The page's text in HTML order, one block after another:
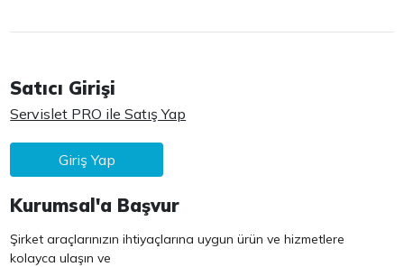
Satıcı Girişi
Servislet PRO ile Satış Yap
Giriş Yap
Kurumsal'a Başvur
Şirket araçlarınızın ihtiyaçlarına uygun ürün ve hizmetlere
kolayca ulaşın ve